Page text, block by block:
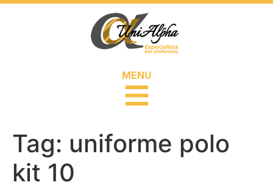
MENU
Tag: uniforme polo
kit 10